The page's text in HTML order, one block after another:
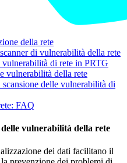
della rete
di vulnerabilità della rete
vulnerabilità di rete in PRTG
vulnerabilità della rete
delle vulnerabilità di
FAQ
vulnerabilità della rete
dei dati facilitano il